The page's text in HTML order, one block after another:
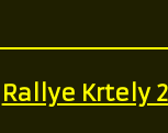
Rallye Krtely